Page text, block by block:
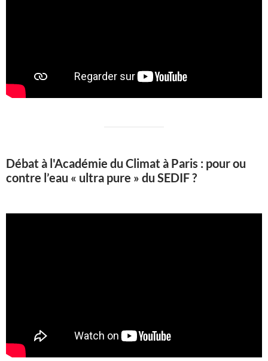
Débat à l'Académie du Climat à Paris : pour ou
contre l’eau « ultra pure » du SEDIF ?